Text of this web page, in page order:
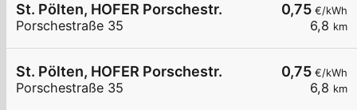
0,75 €/kWh
6,8 km
St. Pölten, HOFER Porschestr.
Porschestraße 35
0,75 €/kWh
6,8 km
St. Pölten, HOFER Porschestr.
Porschestraße 35